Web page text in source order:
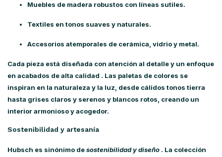
Muebles de madera robustos con líneas sutiles.
Textiles en tonos suaves y naturales.
Accesorios atemporales de cerámica, vidrio y metal.
Cada pieza está diseñada con atención al detalle y un enfoque
en acabados de alta calidad . Las paletas de colores se
inspiran en la naturaleza y la luz, desde cálidos tonos tierra
hasta grises claros y serenos y blancos rotos, creando un
interior armonioso y acogedor.
Sostenibilidad y artesanía
Hubsch es sinónimo desostenibilidad y diseño . La colección